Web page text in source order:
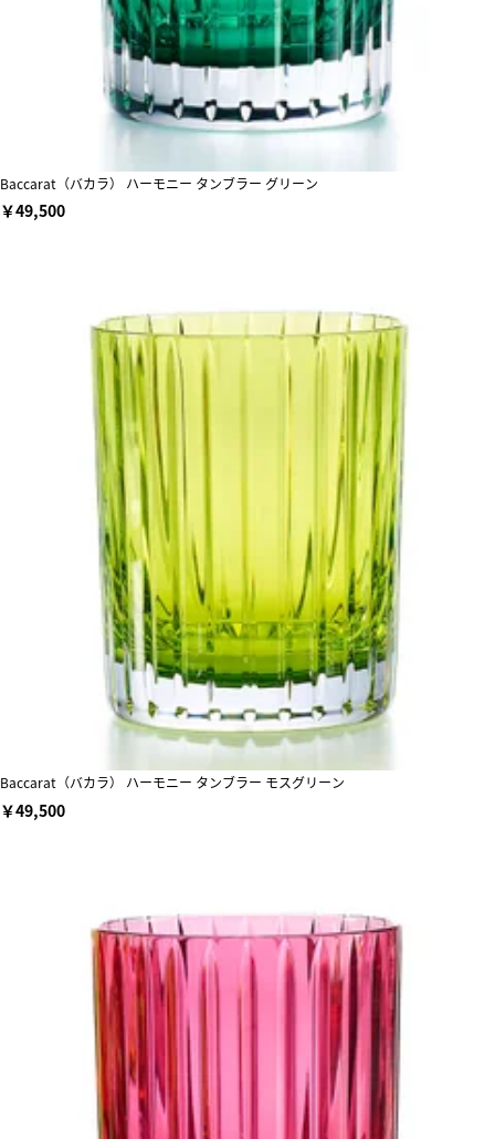
Baccarat（バカラ） ハーモニー タンブラー グリーン
￥49,500
Baccarat（バカラ） ハーモニー タンブラー モスグリーン
￥49,500